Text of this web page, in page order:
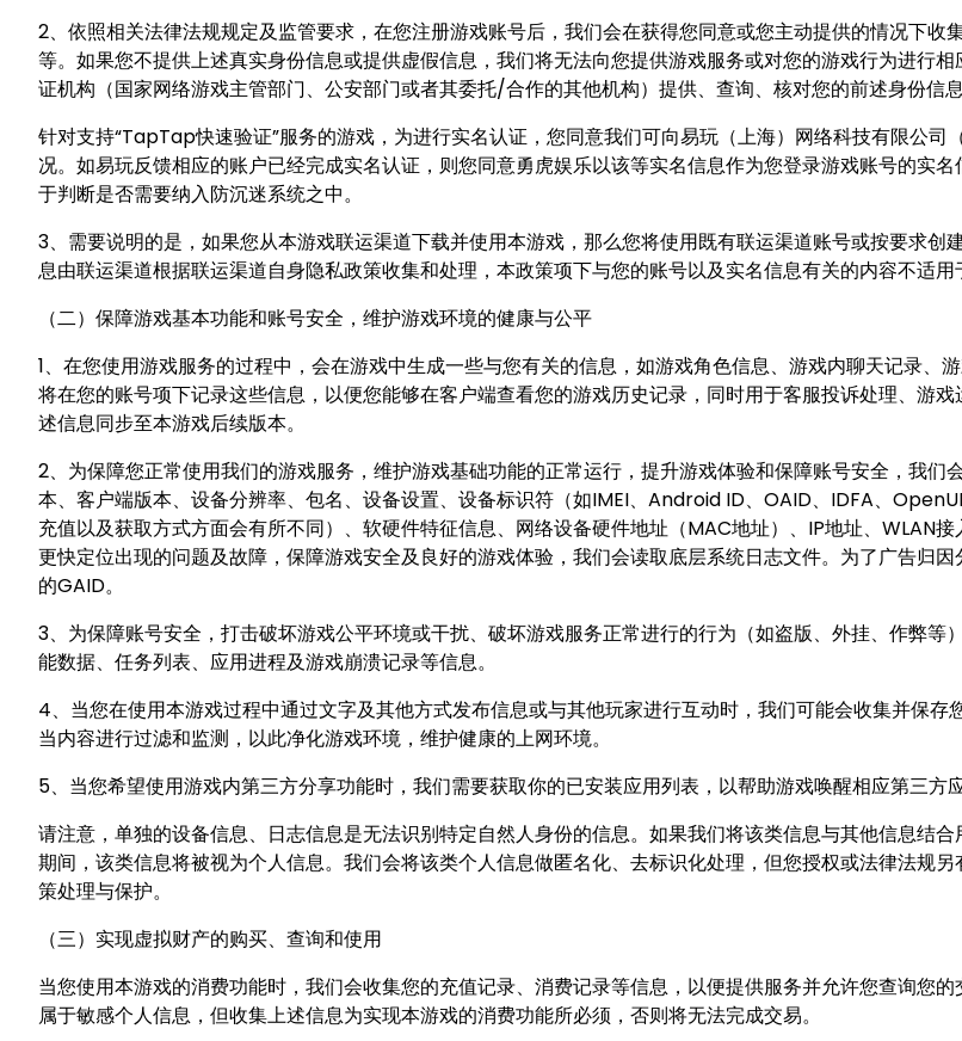
2、依照相关法律法规规定及监管要求，在您注册游戏账号后，我们会在获得您同意或您主动提供的情况下
等。如果您不提供上述真实身份信息或提供虚假信息，我们将无法向您提供游戏服务或对您的游戏行为进行
证机构（国家网络游戏主管部门、公安部门或者其委托/合作的其他机构）提供、查询、核对您的前述身份信息
针对支持“TapTap快速验证”服务的游戏，为进行实名认证，您同意我们可向易玩（上海）网络科技有限公
况。如易玩反馈相应的账户已经完成实名认证，则您同意勇虎娱乐以该等实名信息作为您登录游戏账号的实
于判断是否需要纳入防沉迷系统之中。
3、需要说明的是，如果您从本游戏联运渠道下载并使用本游戏，那么您将使用既有联运渠道账号或按要求
息由联运渠道根据联运渠道自身隐私政策收集和处理，本政策项下与您的账号以及实名信息有关的内容不适用
（二）保障游戏基本功能和账号安全，维护游戏环境的健康与公平
1、在您使用游戏服务的过程中，会在游戏中生成一些与您有关的信息，如游戏角色信息、游戏内聊天记录
将在您的账号项下记录这些信息，以便您能够在客户端查看您的游戏历史记录，同时用于客服投诉处理、游
述信息同步至本游戏后续版本。
2、为保障您正常使用我们的游戏服务，维护游戏基础功能的正常运行，提升游戏体验和保障账号安全，我
本、客户端版本、设备分辨率、包名、设备设置、设备标识符（如IMEI、Android ID、OAID、IDFA、
充值以及获取方式方面会有所不同）、软硬件特征信息、网络设备硬件地址（MAC地址）、IP地址、WLAN
更快定位出现的问题及故障，保障游戏安全及良好的游戏体验，我们会读取底层系统日志文件。为了广告
的GAID。
3、为保障账号安全，打击破坏游戏公平环境或干扰、破坏游戏服务正常进行的行为（如盗版、外挂、作弊
能数据、任务列表、应用进程及游戏崩溃记录等信息。
4、当您在使用本游戏过程中通过文字及其他方式发布信息或与其他玩家进行互动时，我们可能会收集并保
当内容进行过滤和监测，以此净化游戏环境，维护健康的上网环境。
5、当您希望使用游戏内第三方分享功能时，我们需要获取你的已安装应用列表，以帮助游戏唤醒相应第三方
请注意，单独的设备信息、日志信息是无法识别特定自然人身份的信息。如果我们将该类信息与其他信息结
期间，该类信息将被视为个人信息。我们会将该类个人信息做匿名化、去标识化处理，但您授权或法律法规
策处理与保护。
（三）实现虚拟财产的购买、查询和使用
当您使用本游戏的消费功能时，我们会收集您的充值记录、消费记录等信息，以便提供服务并允许您查询您
属于敏感个人信息，但收集上述信息为实现本游戏的消费功能所必须，否则将无法完成交易。